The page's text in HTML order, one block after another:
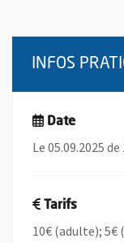
INFOS
Date
Le 05.09.2025 de
Tarifs
10€ (adulte); 5€